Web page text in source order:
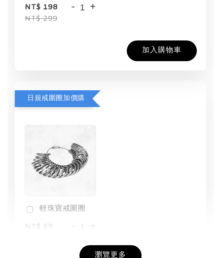
NT$ 198
NT$ 299
- +
加入購物車
日規戒圍圈加價購
輕珠寶戒圍圈
NT$ 69
+
瀏覽更多